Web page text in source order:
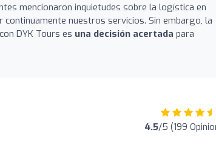
mencionaron inquietudes sobre la logística en
nuestros servicios. Sin embargo, la
DYK Tours es una decisión acertada para
4.5/5 (199